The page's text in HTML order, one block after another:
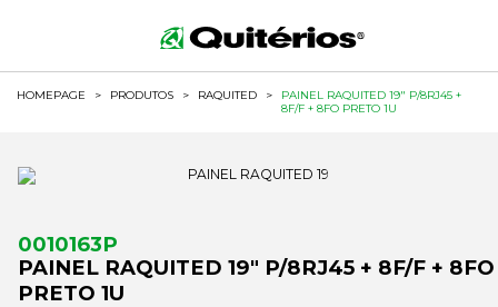
HOMEPAGE > PRODUTOS > RAQUITED >
PAINEL RAQUITED 19" P/8RJ45 +
8F/F + 8FO PRETO 1U
0010163P
PAINEL RAQUITED 19" P/8RJ45 + 8F/F + 8FO
PRETO 1U